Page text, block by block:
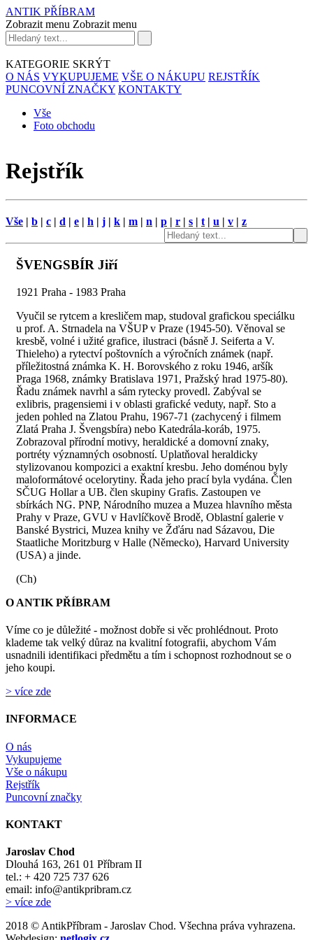
ANTIK PŘÍBRAM
Zobrazit menu Zobrazit menu
KATEGORIE SKRÝT
O NÁS VYKUPUJEME VŠE O NÁKUPU REJSTŘÍK
PUNCOVNÍ ZNAČKY KONTAKTY
Vše
Foto obchodu
Rejstřík
Vše | b | c | d | e | h | j | k | m | n | p | r | s | t | u | v | z
ŠVENGSBÍR Jiří
1921 Praha - 1983 Praha
Vyučil se rytcem a kresličem map, studoval grafickou speciálku
u prof. A. Strnadela na VŠUP v Praze (1945-50). Věnoval se
kresbě, volné i užité grafice, ilustraci (básně J. Seiferta a V.
Thieleho) a rytectví poštovních a výročních známek (např.
příležitostná známka K. H. Borovského z roku 1946, aršík
Praga 1968, známky Bratislava 1971, Pražský hrad 1975-80).
Řadu známek navrhl a sám rytecky provedl. Zabýval se
exlibris, pragensiemi i v oblasti grafické veduty, např. Sto a
jeden pohled na Zlatou Prahu, 1967-71 (zachycený i filmem
Zlatá Praha J. Švengsbíra) nebo Katedrála-koráb, 1975.
Zobrazoval přírodní motivy, heraldické a domovní znaky,
portréty významných osobností. Uplatňoval heraldicky
stylizovanou kompozici a exaktní kresbu. Jeho doménou byly
maloformátové ocelorytiny. Řada jeho prací byla vydána. Člen
SČUG Hollar a UB. člen skupiny Grafis. Zastoupen ve
sbírkách NG. PNP, Národního muzea a Muzea hlavního města
Prahy v Praze, GVU v Havlíčkově Brodě, Oblastní galerie v
Banské Bystrici, Muzea knihy ve Žďáru nad Sázavou, Die
Staatliche Moritzburg v Halle (Německo), Harvard University
(USA) a jinde.
(Ch)
O ANTIK PŘÍBRAM
Víme co je důležité - možnost dobře si věc prohlédnout. Proto
klademe tak velký důraz na kvalitní fotografii, abychom Vám
usnadnili identifikaci předmětu a tím i schopnost rozhodnout se o
jeho koupi.
> více zde
INFORMACE
O nás
Vykupujeme
Vše o nákupu
Rejstřík
Puncovní značky
KONTAKT
Jaroslav Chod
Dlouhá 163, 261 01 Příbram II
tel.: + 420 725 737 626
email: info@antikpribram.cz
> více zde
2018 © AntikPříbram - Jaroslav Chod. Všechna práva vyhrazena.